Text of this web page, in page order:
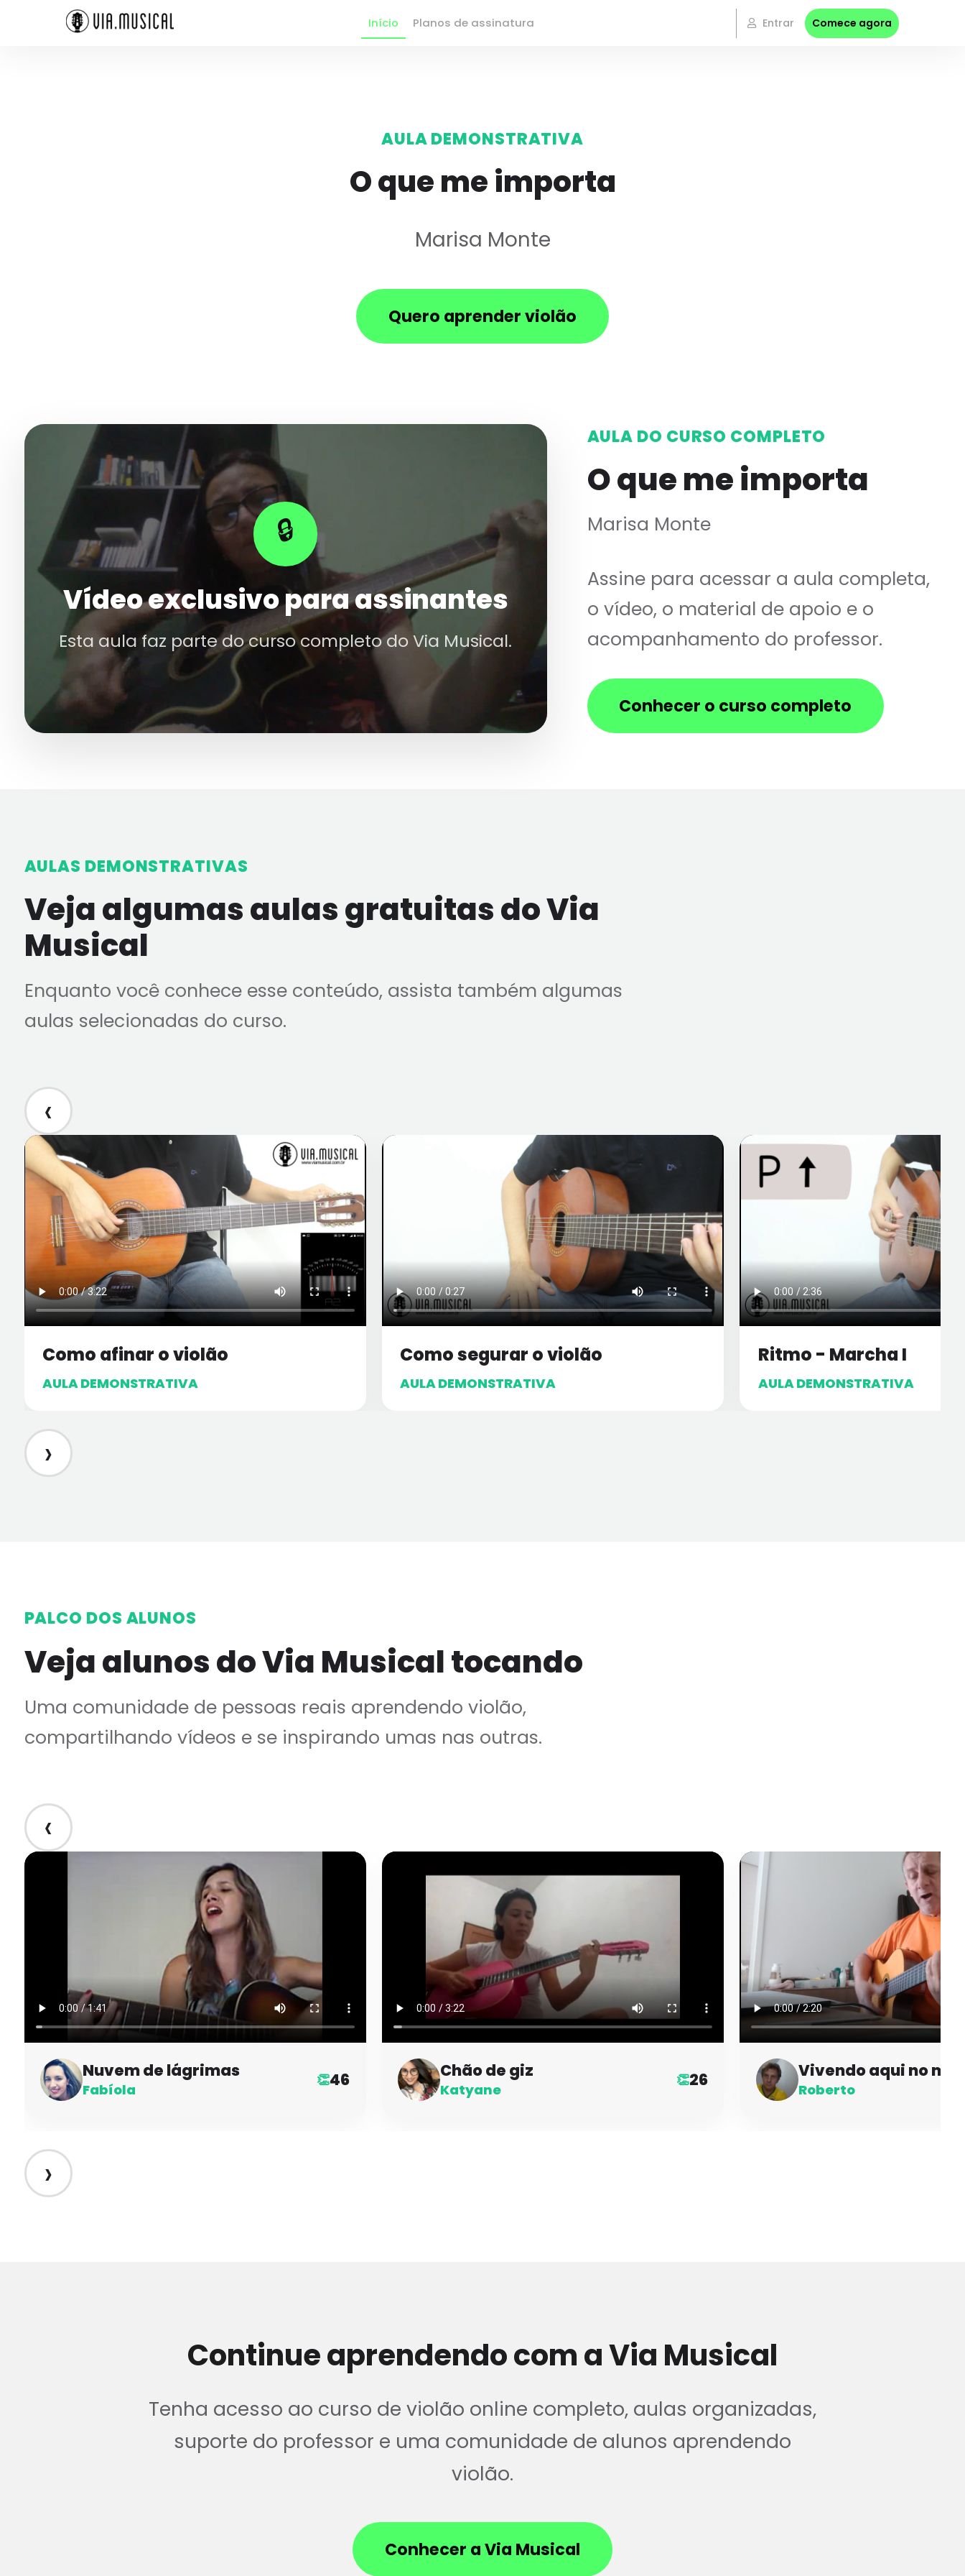
Início Planos de assinatura Entrar Comece agora
AULA DEMONSTRATIVA
O que me importa
Marisa Monte
Quero aprender violão
🔒
Vídeo exclusivo para assinantes
Esta aula faz parte do curso completo do Via Musical.
AULA DO CURSO COMPLETO
O que me importa
Marisa Monte
Assine para acessar a aula completa,
o vídeo, o material de apoio e o
acompanhamento do professor.
Conhecer o curso completo
AULAS DEMONSTRATIVAS
Veja algumas aulas gratuitas do Via
Musical
Enquanto você conhece esse conteúdo, assista também algumas
aulas selecionadas do curso.
‹
Como afinar o violão
AULA DEMONSTRATIVA
Como segurar o violão
AULA DEMONSTRATIVA
Ritmo - Marcha I
AULA DEMONSTRATIVA
›
PALCO DOS ALUNOS
Veja alunos do Via Musical tocando
Uma comunidade de pessoas reais aprendendo violão,
compartilhando vídeos e se inspirando umas nas outras.
‹
Nuvem de lágrimas
Fabíola
👏46 Chão de giz
Katyane
👏26 Vivendo aqui no
Roberto
›
Continue aprendendo com a Via Musical
Tenha acesso ao curso de violão online completo, aulas organizadas,
suporte do professor e uma comunidade de alunos aprendendo
violão.
Conhecer a Via Musical